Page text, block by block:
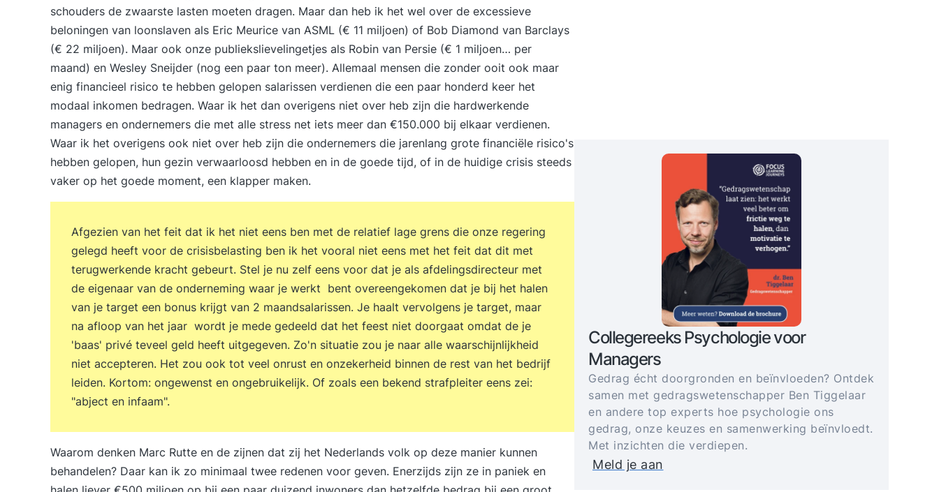
schouders de zwaarste lasten moeten dragen. Maar dan heb ik het wel over de excessieve
beloningen van loonslaven als Eric Meurice van ASML (€ 11 miljoen) of Bob Diamond van Barclays
(€ 22 miljoen). Maar ook onze publiekslievelingetjes als Robin van Persie (€ 1 miljoen… per
maand) en Wesley Sneijder (nog een paar ton meer). Allemaal mensen die zonder ooit ook maar
enig financieel risico te hebben gelopen salarissen verdienen die een paar honderd keer het
modaal inkomen bedragen. Waar ik het dan overigens niet over heb zijn die hardwerkende
managers en ondernemers die met alle stress net iets meer dan €150.000 bij elkaar verdienen.
Waar ik het overigens ook niet over heb zijn die ondernemers die jarenlang grote financiële risico's
hebben gelopen, hun gezin verwaarloosd hebben en in de goede tijd, of in de huidige crisis steeds
vaker op het goede moment, een klapper maken.
Afgezien van het feit dat ik het niet eens ben met de relatief lage grens die onze regering
gelegd heeft voor de crisisbelasting ben ik het vooral niet eens met het feit dat dit met
terugwerkende kracht gebeurt. Stel je nu zelf eens voor dat je als afdelingsdirecteur met
de eigenaar van de onderneming waar je werkt bent overeengekomen dat je bij het halen
van je target een bonus krijgt van 2 maandsalarissen. Je haalt vervolgens je target, maar
na afloop van het jaar wordt je mede gedeeld dat het feest niet doorgaat omdat de je
'baas' privé teveel geld heeft uitgegeven. Zo'n situatie zou je naar alle waarschijnlijkheid
niet accepteren. Het zou ook tot veel onrust en onzekerheid binnen de rest van het bedrijf
leiden. Kortom: ongewenst en ongebruikelijk. Of zoals een bekend strafpleiter eens zei:
"abject en infaam".
Waarom denken Marc Rutte en de zijnen dat zij het Nederlands volk op deze manier kunnen
behandelen? Daar kan ik zo minimaal twee redenen voor geven. Enerzijds zijn ze in paniek en
Collegereeks Psychologie voor
Managers
Gedrag écht doorgronden en beïnvloeden? Ontdek
samen met gedragswetenschapper Ben Tiggelaar
en andere top experts hoe psychologie ons
gedrag, onze keuzes en samenwerking beïnvloedt.
Met inzichten die verdiepen.
Meld je aan